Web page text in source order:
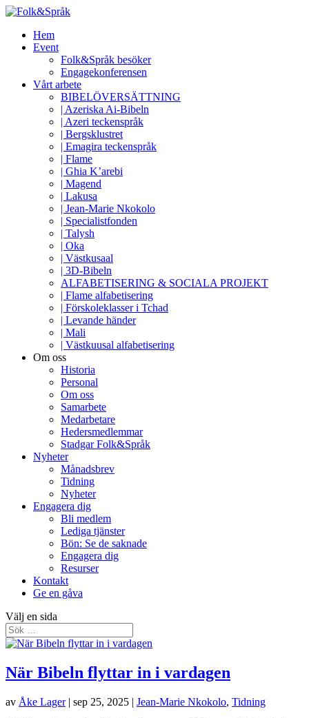
Hem
Event
Folk&Språk besöker
Engagekonferensen
Vårt arbete
BIBELÖVERSÄTTNING
| Azeriska Ai-Bibeln
| Azeri teckenspråk
| Bergsklustret
| Emagira teckenspråk
| Flame
| Ghia K’arebi
| Magend
| Lakusa
| Jean-Marie Nkokolo
| Specialistfonden
| Talysh
| Oka
| Västkusaal
| 3D-Bibeln
ALFABETISERING & SOCIALA PROJEKT
| Flame alfabetisering
| Förskoleklasser i Tchad
| Levande händer
| Mali
| Västkuusal alfabetisering
Om oss
Historia
Personal
Om oss
Samarbete
Medarbetare
Hedersmedlemmar
Stadgar Folk&Språk
Nyheter
Månadsbrev
Tidning
Nyheter
Engagera dig
Bli medlem
Lediga tjänster
Bön: Se de saknade
Engagera dig
Resurser
Kontakt
Ge en gåva
Välj en sida
När Bibeln flyttar in i vardagen
av Åke Lager| sep 25, 2025 | Jean-Marie Nkokolo, Tidning